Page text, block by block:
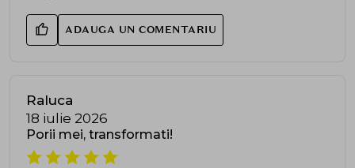
ADAUGA UN COMENTARIU
Raluca
18 iulie 2026
Porii mei, transformati!